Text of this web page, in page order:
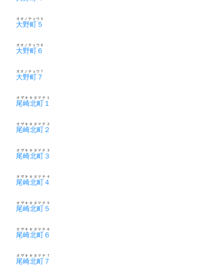
大野町５
オオノチョウ５
大野町６
オオノチョウ６
大野町７
オオノチョウ７
尾崎北町１
オザキキタマチ１
尾崎北町２
オザキキタマチ２
尾崎北町３
オザキキタマチ３
尾崎北町４
オザキキタマチ４
尾崎北町５
オザキキタマチ５
尾崎北町６
オザキキタマチ６
尾崎北町７
オザキキタマチ７